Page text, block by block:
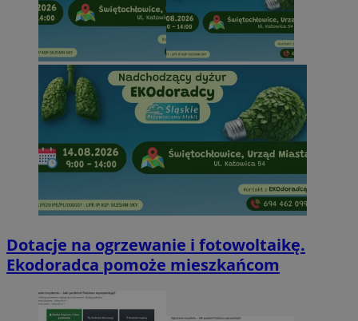
Dotacje na ogrzewanie i fotowoltaikę.
Ekodoradca pomoże mieszkańcom